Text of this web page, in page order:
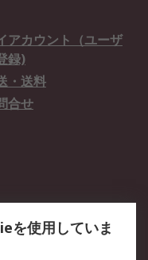
アカウント（ユーザ
録)
・送料
合せ
を使用していま